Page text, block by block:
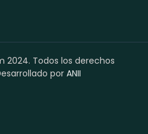
2024. Todos los derechos
porANII